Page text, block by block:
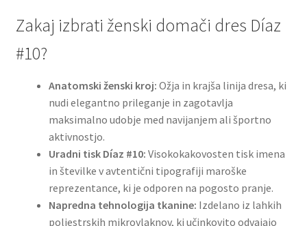
Zakaj izbrati ženski domači dres Díaz
#10?
Anatomski ženski kroj: Ožja in krajša linija dresa, ki
nudi elegantno prileganje in zagotavlja
maksimalno udobje med navijanjem ali športno
aktivnostjo.
Uradni tisk Díaz #10: Visokokakovosten tisk imena
in številke v avtentični tipografiji maroške
reprezentance, ki je odporen na pogosto pranje.
Napredna tehnologija tkanine: Izdelano iz lahkih
poliestrskih mikrovlaknov, ki učinkovito odvajajo